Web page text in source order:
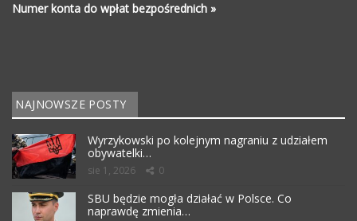
Numer konta do wpłat bezpośrednich »
NAJNOWSZE POSTY
Wyrzykowski po kolejnym nagraniu z udziałem
obywatelki…
sie 1, 2026 0
SBU będzie mogła działać w Polsce. Co
naprawdę zmienia…